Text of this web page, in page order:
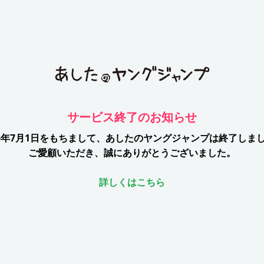
サービス終了のお知らせ
7月1日をもちまして、 あしたのヤングジャンプは終了しま
ご愛顧いただき、誠にありがとうございました。
詳しくはこちら